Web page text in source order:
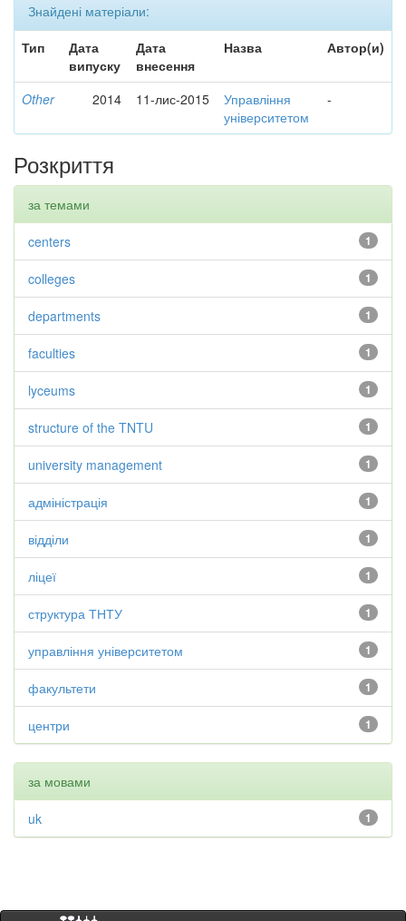
Знайдені матеріали:
Тип
Дата
випуску
Дата
внесення
Назва Автор(и)
Other 2014 11-лис-2015
Управління
університетом
-
Розкриття
за темами
1
centers
1
colleges
1
departments
1
faculties
1
lyceums
1
structure of the TNTU
1
university management
1
адміністрація
1
відділи
1
ліцеї
1
структура ТНТУ
1
управління університетом
1
факультети
1
центри
за мовами
1
uk